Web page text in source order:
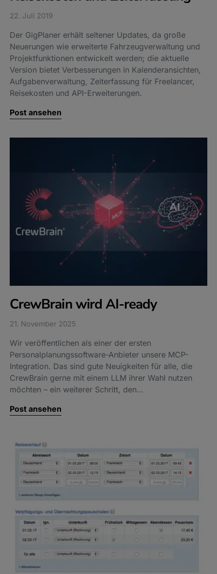
22. Juli 2019
Der GigPlaner erhält seltener Updates, da große
Neuerungen wie erweiterte Fahrzeugverwaltung und
Projektfunktionen entwickelt werden; die aktuelle
Version bietet Verbesserungen in Kalenderansichten,
Aufgabenverwaltung, Zeiterfassung für Freelancer,
Reisekosten und API-Erweiterungen.
Post ansehen
CrewBrain wird AI-ready
21. November 2025
Wir veröffentlichen als einer der ersten
Personalplanungssoftware-Anbieter unsere MCP-
Integration. Das sind gute Neuigkeiten für alle, die
CrewBrain gerne mit einem LLM ihrer Wahl nutzen
möchten – ein weiterer Schritt, den…
Post ansehen